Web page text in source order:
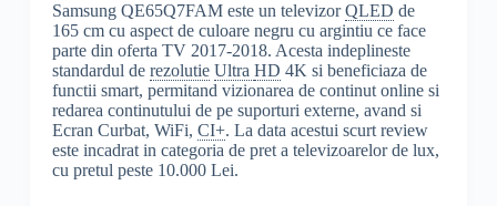
Samsung QE65Q7FAM este un televizorQLED de
165 cm cu aspect de culoare negru cu argintiu ce face
parte din oferta TV 2017-2018. Acesta indeplineste
standardul de rezolutie Ultra HD 4K si beneficiaza de
functii smart, permitand vizionarea de continut online si
redarea continutului de pe suporturi externe, avand si
Ecran Curbat, WiFi, CI+. La data acestui scurt review
este incadrat in categoria de pret a televizoarelor de lux,
cu pretul peste 10.000 Lei.